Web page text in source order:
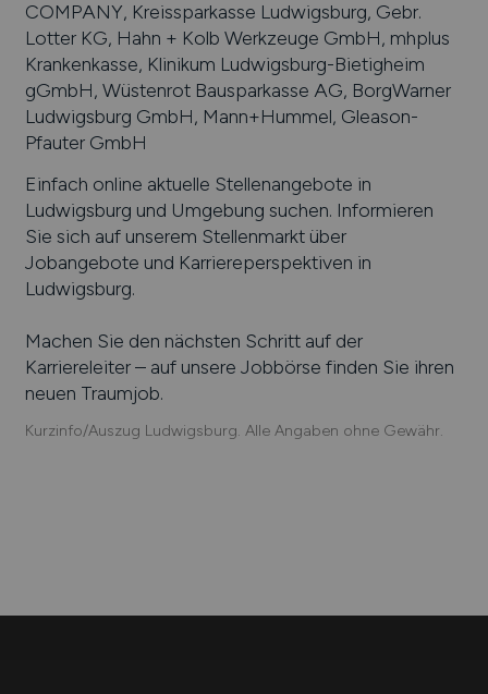
COMPANY, Kreissparkasse Ludwigsburg, Gebr.
Lotter KG, Hahn + Kolb Werkzeuge GmbH, mhplus
Krankenkasse, Klinikum Ludwigsburg-Bietigheim
gGmbH, Wüstenrot Bausparkasse AG, BorgWarner
Ludwigsburg GmbH, Mann+Hummel, Gleason-
Pfauter GmbH
Einfach online aktuelle Stellenangebote in
Ludwigsburg und Umgebung suchen. Informieren
Sie sich auf unserem Stellenmarkt über
Jobangebote und Karriereperspektiven in
Ludwigsburg.
Machen Sie den nächsten Schritt auf der
Karriereleiter – auf unsere Jobbörse finden Sie ihren
neuen Traumjob.
Kurzinfo/Auszug Ludwigsburg. Alle Angaben ohne Gewähr.